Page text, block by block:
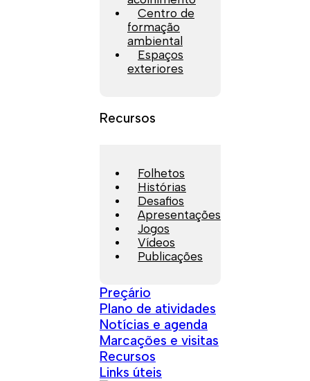
Centro de
formação
ambiental
Espaços
exteriores
Recursos
Folhetos
Histórias
Desafios
Apresentações
Jogos
Vídeos
Publicações
Preçário
Plano de atividades
Notícias e agenda
Marcações e visitas
Recursos
Links úteis